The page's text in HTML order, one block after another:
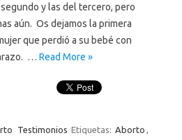
y las del tercero, pero
aún. Os dejamos la primera
que perdió a su bebé con
… Read More »
Testimonios Etiquetas: Aborto ,